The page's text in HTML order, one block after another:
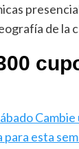
de la
Cambie
para esta